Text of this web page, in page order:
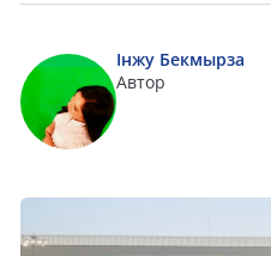
Інжу Бекмырза
Автор